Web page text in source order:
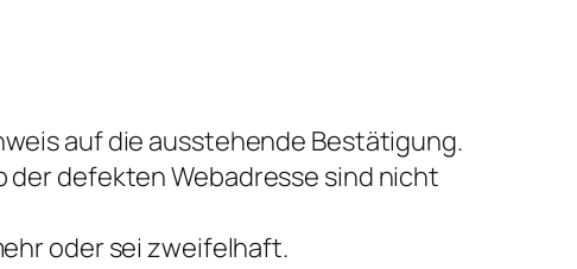
auf die ausstehende Bestätigung.
defekten Webadresse sind nicht
oder sei zweifelhaft.